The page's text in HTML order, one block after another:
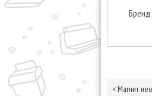
Бренд
< Магнит